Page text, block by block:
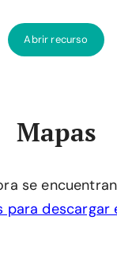
Abrir recurso
Mapas
se
para descargar